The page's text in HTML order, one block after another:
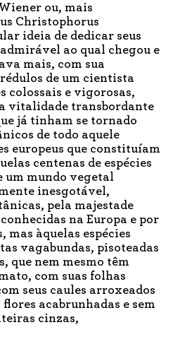
ou, mais
Christophorus
ideia de dedicar seus
ao qual chegou e
mais, com sua
de um cientista
colossais e vigorosas,
vitalidade transbordante
já tinham se tornado
de todo aquele
europeus que constituíam
centenas de espécies
um mundo vegetal
inesgotável,
pela majestade
na Europa e por
mas àquelas espécies
vagabundas, pisoteadas
que nem mesmo têm
com suas folhas
seus caules arroxeados
flores acabrunhadas e sem
cinzas,